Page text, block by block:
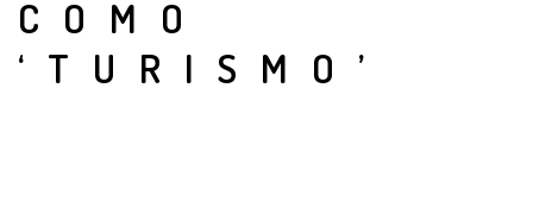
COMO
‘TURISMO’